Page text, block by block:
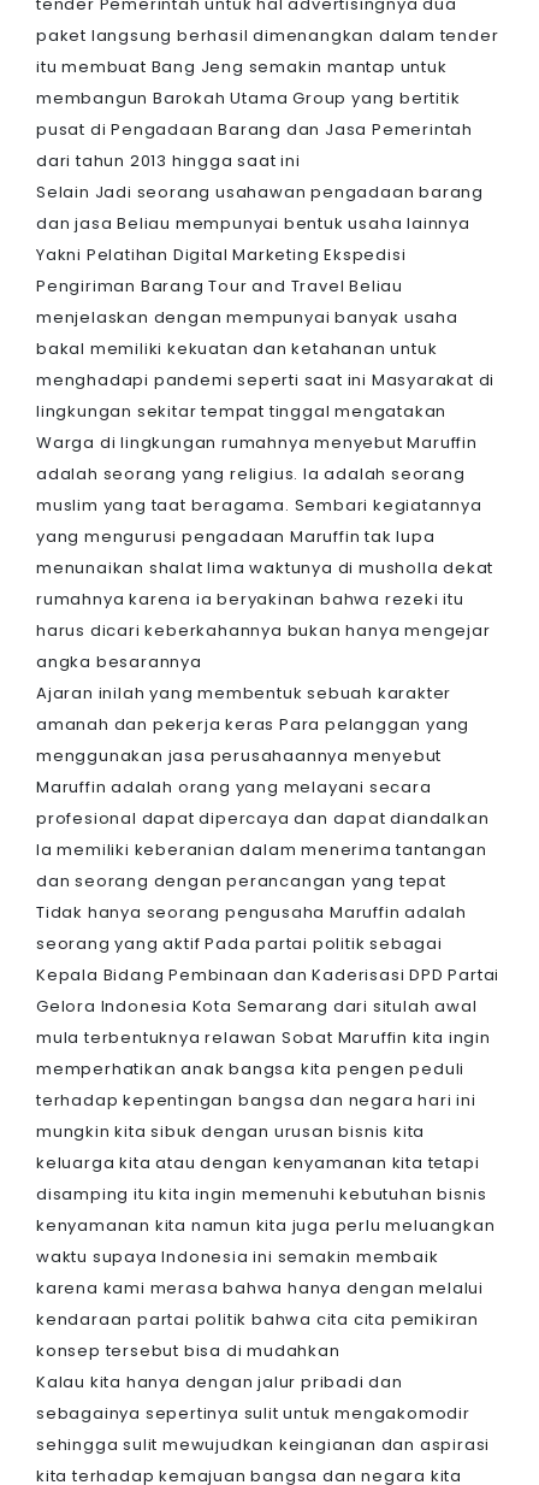
paket langsung berhasil dimenangkan dalam tender
itu membuat Bang Jeng semakin mantap untuk
membangun Barokah Utama Group yang bertitik
pusat di Pengadaan Barang dan Jasa Pemerintah
dari tahun 2013 hingga saat ini
Selain Jadi seorang usahawan pengadaan barang
dan jasa Beliau mempunyai bentuk usaha lainnya
Yakni Pelatihan Digital Marketing Ekspedisi
Pengiriman Barang Tour and Travel Beliau
menjelaskan dengan mempunyai banyak usaha
bakal memiliki kekuatan dan ketahanan untuk
menghadapi pandemi seperti saat ini Masyarakat di
lingkungan sekitar tempat tinggal mengatakan
Warga di lingkungan rumahnya menyebut Maruffin
adalah seorang yang religius. Ia adalah seorang
muslim yang taat beragama. Sembari kegiatannya
yang mengurusi pengadaan Maruffin tak lupa
menunaikan shalat lima waktunya di musholla dekat
rumahnya karena ia beryakinan bahwa rezeki itu
harus dicari keberkahannya bukan hanya mengejar
angka besarannya
Ajaran inilah yang membentuk sebuah karakter
amanah dan pekerja keras Para pelanggan yang
menggunakan jasa perusahaannya menyebut
Maruffin adalah orang yang melayani secara
profesional dapat dipercaya dan dapat diandalkan
Ia memiliki keberanian dalam menerima tantangan
dan seorang dengan perancangan yang tepat
Tidak hanya seorang pengusaha Maruffin adalah
seorang yang aktif Pada partai politik sebagai
Kepala Bidang Pembinaan dan Kaderisasi DPD Partai
Gelora Indonesia Kota Semarang dari situlah awal
mula terbentuknya relawan Sobat Maruffin kita ingin
memperhatikan anak bangsa kita pengen peduli
terhadap kepentingan bangsa dan negara hari ini
mungkin kita sibuk dengan urusan bisnis kita
keluarga kita atau dengan kenyamanan kita tetapi
disamping itu kita ingin memenuhi kebutuhan bisnis
kenyamanan kita namun kita juga perlu meluangkan
waktu supaya Indonesia ini semakin membaik
karena kami merasa bahwa hanya dengan melalui
kendaraan partai politik bahwa cita cita pemikiran
konsep tersebut bisa di mudahkan
Kalau kita hanya dengan jalur pribadi dan
sebagainya sepertinya sulit untuk mengakomodir
sehingga sulit mewujudkan keingianan dan aspirasi
kita terhadap kemajuan bangsa dan negara kita